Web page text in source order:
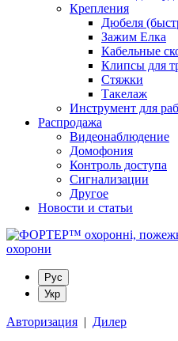
Крепления
Дюбеля
Зажим Елка
Кабельные
Клипсы для
Стяжки
Такелаж
Инструмент для
Распродажа
Видеонаблюдение
Домофония
Контроль доступа
Сигнализации
Другое
Новости и статьи
Рус
Укр
Авторизация | Дилер